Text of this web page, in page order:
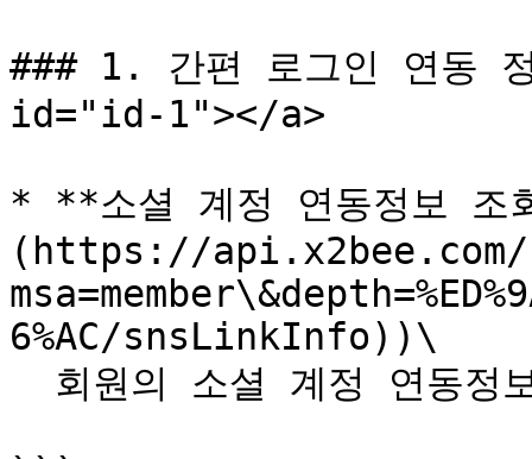
### 1. 간편 로그인 연동
id="id-1"></a>
* **소셜 계정 연동정보
(https://api.x2bee.com/
6%AC/snsLinkInfo))\